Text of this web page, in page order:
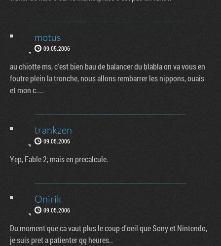
motus
09.05.2006
au chiotte ms, c'est bien bau de balancer du blabla on va vous en
foutre plein la tronche, nous allons rembarrer les nippons, ouais
et mon c....
trankzen
09.05.2006
Yep, Fable 2, mais en precalcule.
Onirik
09.05.2006
Du moment que ca vaut plus le coup d'oeil que Sony et Nintendo,
je suis pret a patienter qq heures..